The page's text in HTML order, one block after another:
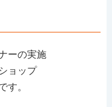
ーの実施
ョップ
す。